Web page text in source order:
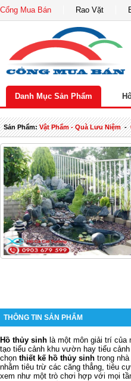
Cổng Mua Bán Rao Vặt
Danh Mục Sản Phẩm
Sản Phẩm:Vật Phẩm - Quà Lưu Niệm-
THÔNG TIN SẢN PHẨM
Hồ thủy sinh là một môn giải trí của
tạo tiểu cảnh khu vườn hay tiểu
chọn thiết kế hồ thủy sinh trong
nhằm tiêu trừ các căng thẳng, tiêu
xem như một trò chơi hợp với mọi